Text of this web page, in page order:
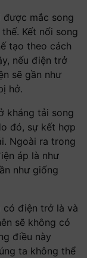
được mắc song
Kết nối song
tạo theo cách
nếu điện trở
sẽ gần như
hở.
kháng tải song
đó, sự kết hợp
Ngoài ra trong
áp là như
như giống
điện trở là và
sẽ không có
điều này
ta không thể